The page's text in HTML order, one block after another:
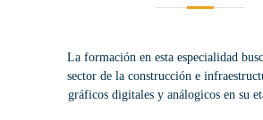
La formación en esta especialidad
sector de la construcción e
gráficos digitales y análogicos en su